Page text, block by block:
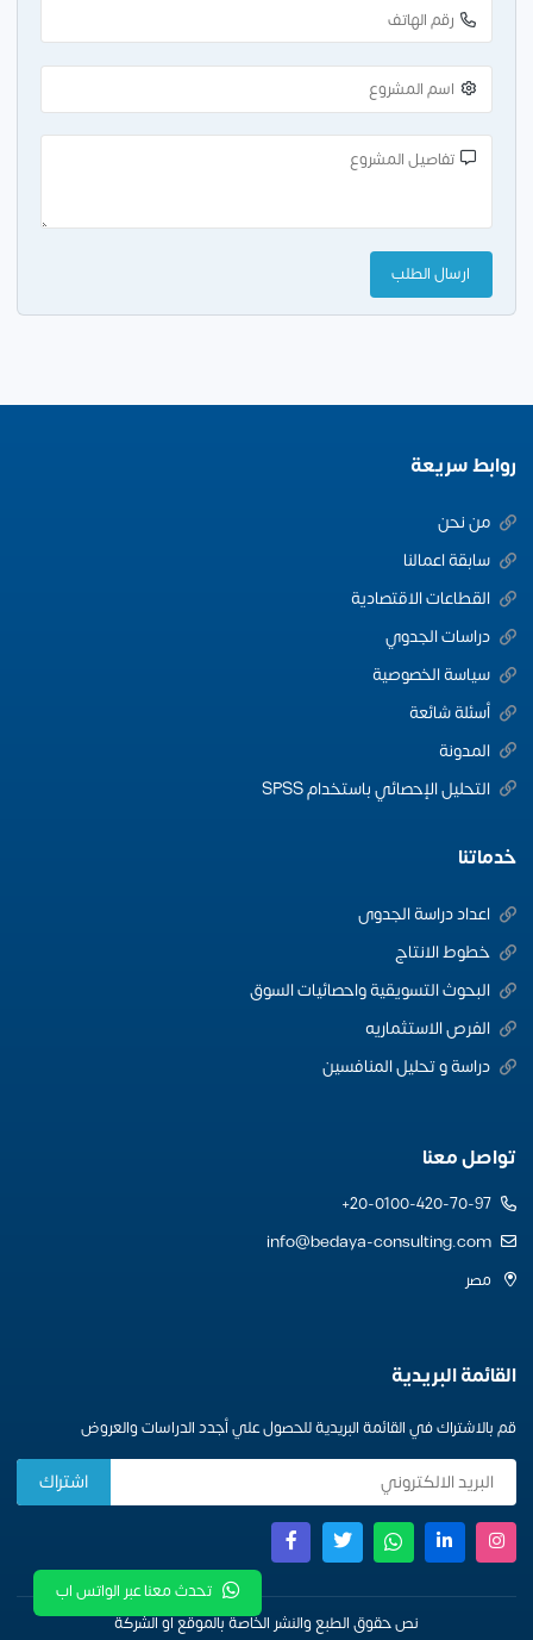
تحدث معنا عبر الواتس اب
روابط سريعة
من نحن
سابقة اعمالنا
القطاعات الاقتصادية
دراسات الجدوي
سياسة الخصوصية
أسئلة شائعة
المدونة
التحليل الإحصائي باستخدام SPSS
خدماتنا
اعداد دراسة الجدوى
خطوط الانتاج
البحوث التسويقية واحصائيات السوق
الفرص الاستثماريه
دراسة و تحليل المنافسين
تواصل معنا
20-0100-420-70-97+
info@bedaya-consulting.com
مصر
القائمة البريدية
قم بالاشتراك في القائمة البريدية للحصول علي أجدد الدراسات والعروض
نص حقوق الطبع والنشر الخاصة بالموقع او الشركة